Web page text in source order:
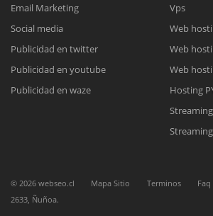
Reunión online
Nuestros ejecutivos le enviarán un correo
Meet para la reunión
Cotización
Chat Online
Todos nuestros ejecutivos están fuera de
Email Marketing
Social media
Publicidad en twitter
Publicidad en youtube
Publicidad en waze
Vps
Web
Web
Web
Hosting
© 2026 webseo.cl Mapa Sitio Terminos Faq
2633, Ñuñoa.